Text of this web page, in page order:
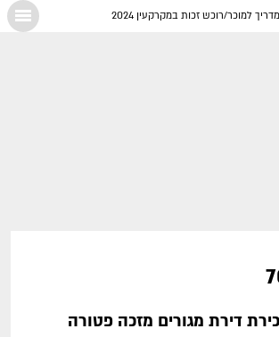
מדריך למוכר/רוכש זכות במקרקעין 2024
דירת מגורים מזכה פטורה
X